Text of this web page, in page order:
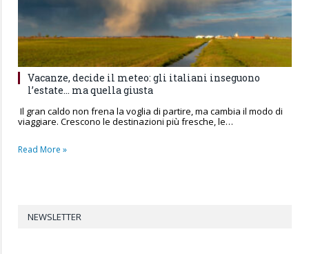
Vacanze, decide il meteo: gli italiani inseguono
l’estate… ma quella giusta
Il gran caldo non frena la voglia di partire, ma cambia il modo di
viaggiare. Crescono le destinazioni più fresche, le…
Read More »
NEWSLETTER